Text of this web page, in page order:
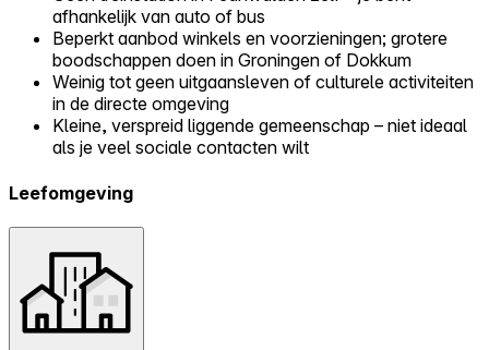
afhankelijk van auto of bus
Beperkt aanbod winkels en voorzieningen; grotere
boodschappen doen in Groningen of Dokkum
Weinig tot geen uitgaansleven of culturele activiteiten
in de directe omgeving
Kleine, verspreid liggende gemeenschap – niet ideaal
als je veel sociale contacten wilt
Leefomgeving